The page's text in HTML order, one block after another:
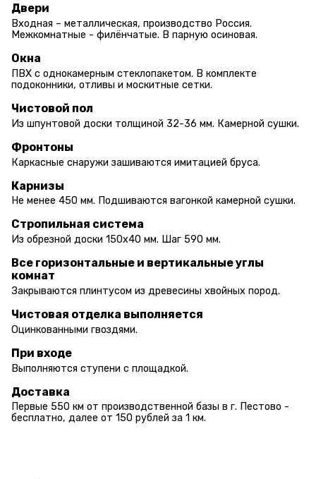
Двери
Входная – металлическая, производство Россия.
Межкомнатные - филёнчатые. В парную осиновая.
Окна
ПВХ с однокамерным стеклопакетом. В комплекте
подоконники, отливы и москитные сетки.
Чистовой пол
Из шпунтовой доски толщиной 32-36 мм. Камерной сушки.
Фронтоны
Каркасные снаружи зашиваются имитацией бруса.
Карнизы
Не менее 450 мм. Подшиваются вагонкой камерной сушки.
Стропильная система
Из обрезной доски 150х40 мм. Шаг 590 мм.
Все горизонтальные и вертикальные углы
комнат
Закрываются плинтусом из древесины хвойных пород.
Чистовая отделка выполняется
Оцинкованными гвоздями.
При входе
Выполняются ступени с площадкой.
Доставка
Первые 550 км от производственной базы в г. Пестово -
бесплатно, далее от 150 рублей за 1 км.